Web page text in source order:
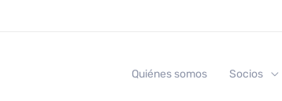
Quiénes somos Socios